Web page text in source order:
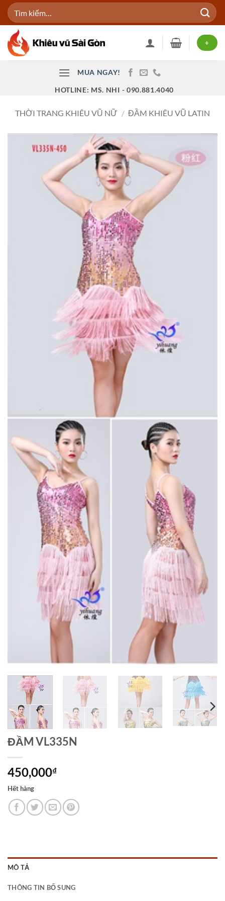
Bỏ
qua
dung
Tìm
kiếm:
+
MUA NGAY!
HOTLINE: MS. NHI - 090.881.4040
THỜI TRANG KHIÊU VŨ NỮ / ĐẦM KHIÊU VŨ LATIN
ĐẦM VL335N
450,000₫
Hết hàng
MÔ TẢ
THÔNG TIN BỔ SUNG